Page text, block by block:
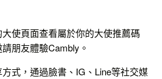
使頁面查看屬於你的大使推薦碼
朋友體驗Cambly。
式，通過臉書、IG、Line等社交媒